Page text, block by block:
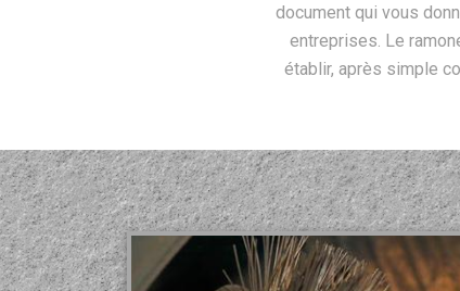
document qui vous
entreprises. Le
établir, après simple